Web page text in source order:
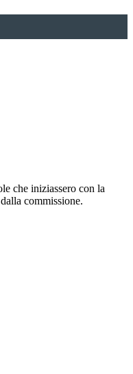
che iniziassero con la
commissione.